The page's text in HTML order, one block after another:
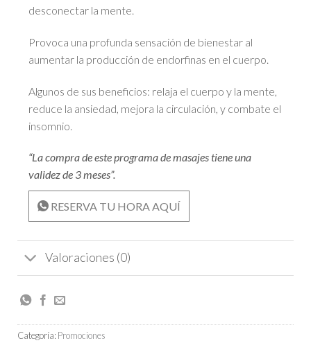
desconectar la mente.
Provoca una profunda sensación de bienestar al
aumentar la producción de endorfinas en el cuerpo.
Algunos de sus beneficios: relaja el cuerpo y la mente,
reduce la ansiedad, mejora la circulación, y combate el
insomnio.
“La compra de este programa de masajes tiene una
validez de 3 meses”.
RESERVA TU HORA AQUÍ
Valoraciones (0)
Categoría: Promociones